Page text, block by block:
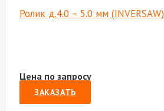
Ролик д.4.0 – 5.0 мм (INVERSAW)
Цена по запросу
ЗАКАЗАТЬ